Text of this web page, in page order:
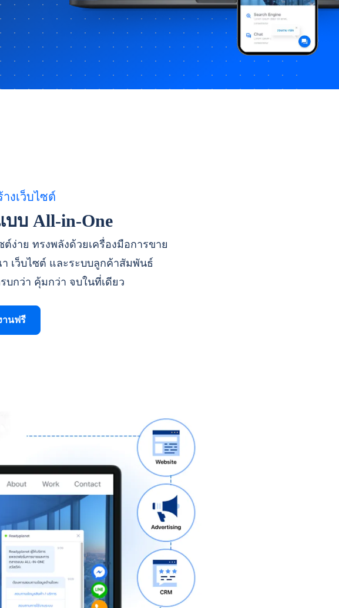
างเว็บไซต์
บ All-in-One
ต์ง่าย ทรงพลังด้วยเครื่องมือการขาย
เว็บไซต์ และระบบลูกค้าสัมพันธ์
กว่า คุ้มกว่า จบในที่เดียว
านฟรี